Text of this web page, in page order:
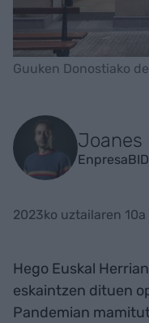
Guuken Donostiako
Joanes
2023ko uztailaren
Hego Euskal
eskaintzen dituen
Pandemian